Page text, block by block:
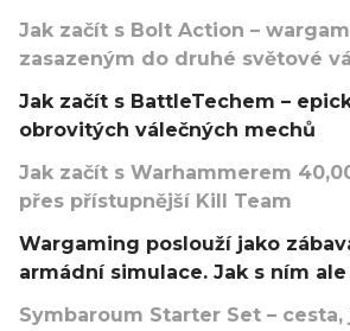
Jak začít s Bolt Action –
zasazeným do druhé světové
Jak začít s BattleTechem –
obrovitých válečných mechů
Jak začít s Warhammerem
přes přístupnější Kill Team
Wargaming poslouží jako
armádní simulace. Jak s ním
Symbaroum Starter Set – cesta,